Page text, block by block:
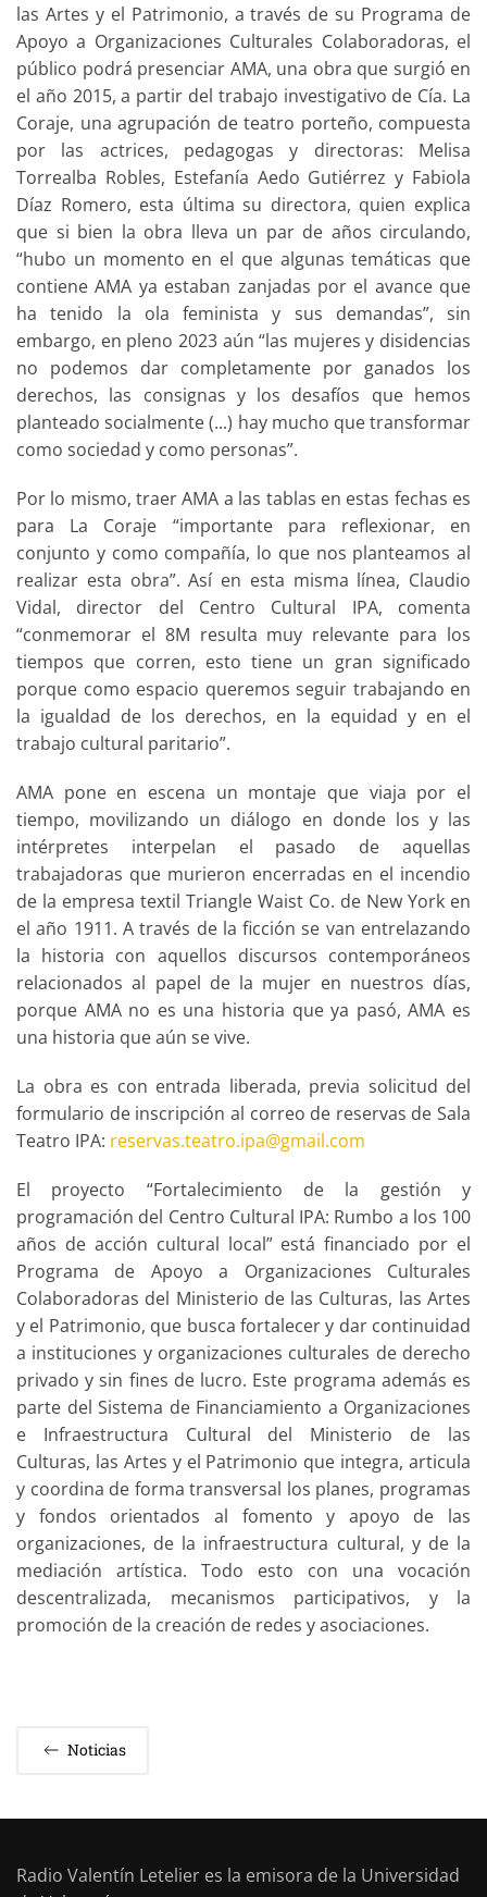
las Artes y el Patrimonio, a través de su Programa de
Apoyo a Organizaciones Culturales Colaboradoras, el
público podrá presenciar AMA, una obra que surgió en
el año 2015, a partir del trabajo investigativo de Cía. La
Coraje, una agrupación de teatro porteño, compuesta
por las actrices, pedagogas y directoras: Melisa
Torrealba Robles, Estefanía Aedo Gutiérrez y Fabiola
Díaz Romero, esta última su directora, quien explica
que si bien la obra lleva un par de años circulando,
“hubo un momento en el que algunas temáticas que
contiene AMA ya estaban zanjadas por el avance que
ha tenido la ola feminista y sus demandas”, sin
embargo, en pleno 2023 aún “las mujeres y disidencias
no podemos dar completamente por ganados los
derechos, las consignas y los desafíos que hemos
planteado socialmente (...) hay mucho que transformar
como sociedad y como personas”.
Por lo mismo, traer AMA a las tablas en estas fechas es
para La Coraje “importante para reflexionar, en
conjunto y como compañía, lo que nos planteamos al
realizar esta obra”. Así en esta misma línea, Claudio
Vidal, director del Centro Cultural IPA, comenta
“conmemorar el 8M resulta muy relevante para los
tiempos que corren, esto tiene un gran significado
porque como espacio queremos seguir trabajando en
la igualdad de los derechos, en la equidad y en el
trabajo cultural paritario”.
AMA pone en escena un montaje que viaja por el
tiempo, movilizando un diálogo en donde los y las
intérpretes interpelan el pasado de aquellas
trabajadoras que murieron encerradas en el incendio
de la empresa textil Triangle Waist Co. de New York en
el año 1911. A través de la ficción se van entrelazando
la historia con aquellos discursos contemporáneos
relacionados al papel de la mujer en nuestros días,
porque AMA no es una historia que ya pasó, AMA es
una historia que aún se vive.
La obra es con entrada liberada, previa solicitud del
formulario de inscripción al correo de reservas de Sala
Teatro IPA: reservas.teatro.ipa@gmail.com
El proyecto “Fortalecimiento de la gestión y
programación del Centro Cultural IPA: Rumbo a los 100
años de acción cultural local” está financiado por el
Programa de Apoyo a Organizaciones Culturales
Colaboradoras del Ministerio de las Culturas, las Artes
y el Patrimonio, que busca fortalecer y dar continuidad
a instituciones y organizaciones culturales de derecho
privado y sin fines de lucro. Este programa además es
parte del Sistema de Financiamiento a Organizaciones
e Infraestructura Cultural del Ministerio de las
Culturas, las Artes y el Patrimonio que integra, articula
y coordina de forma transversal los planes, programas
y fondos orientados al fomento y apoyo de las
organizaciones, de la infraestructura cultural, y de la
mediación artística. Todo esto con una vocación
descentralizada, mecanismos participativos, y la
promoción de la creación de redes y asociaciones.
Noticias
Radio Valentín Letelier es la emisora de la Universidad